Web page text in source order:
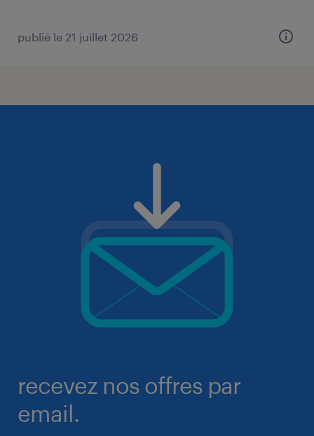
publié le 21 juillet 2026
recevez nos offres par
email.